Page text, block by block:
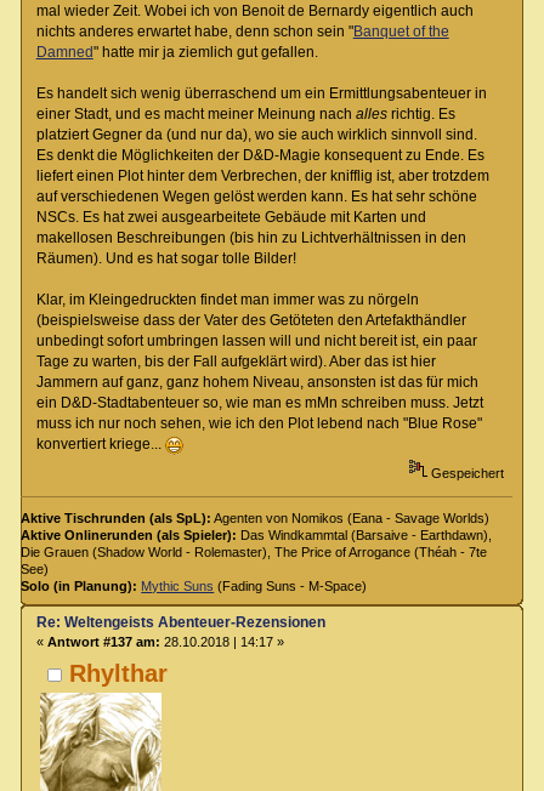
mal wieder Zeit. Wobei ich von Benoit de Bernardy eigentlich auch
nichts anderes erwartet habe, denn schon sein "Banquet of the
Damned" hatte mir ja ziemlich gut gefallen.
Es handelt sich wenig überraschend um ein Ermittlungsabenteuer in
einer Stadt, und es macht meiner Meinung nach allesrichtig. Es
platziert Gegner da (und nur da), wo sie auch wirklich sinnvoll sind.
Es denkt die Möglichkeiten der D&D-Magie konsequent zu Ende. Es
liefert einen Plot hinter dem Verbrechen, der knifflig ist, aber trotzdem
auf verschiedenen Wegen gelöst werden kann. Es hat sehr schöne
NSCs. Es hat zwei ausgearbeitete Gebäude mit Karten und
makellosen Beschreibungen (bis hin zu Lichtverhältnissen in den
Räumen). Und es hat sogar tolle Bilder!
Klar, im Kleingedruckten findet man immer was zu nörgeln
(beispielsweise dass der Vater des Getöteten den Artefakthändler
unbedingt sofort umbringen lassen will und nicht bereit ist, ein paar
Tage zu warten, bis der Fall aufgeklärt wird). Aber das ist hier
Jammern auf ganz, ganz hohem Niveau, ansonsten ist das für mich
ein D&D-Stadtabenteuer so, wie man es mMn schreiben muss. Jetzt
muss ich nur noch sehen, wie ich den Plot lebend nach "Blue Rose"
konvertiert kriege...
Gespeichert
Aktive Tischrunden (als SpL): Agenten von Nomikos (Eana - Savage Worlds)
Aktive Onlinerunden (als Spieler): Das Windkammtal (Barsaive - Earthdawn),
Die Grauen (Shadow World - Rolemaster), The Price of Arrogance (Théah - 7te
See)
Solo (in Planung): Mythic Suns (Fading Suns - M-Space)
Rhylthar
Re: Weltengeists Abenteuer-Rezensionen
« Antwort #137 am: 28.10.2018 | 14:17 »